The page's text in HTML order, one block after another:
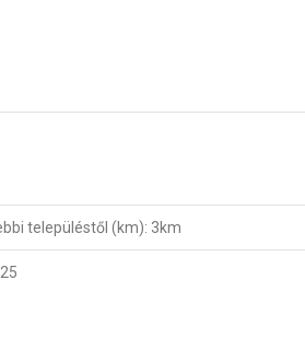
településtől (km): 3km